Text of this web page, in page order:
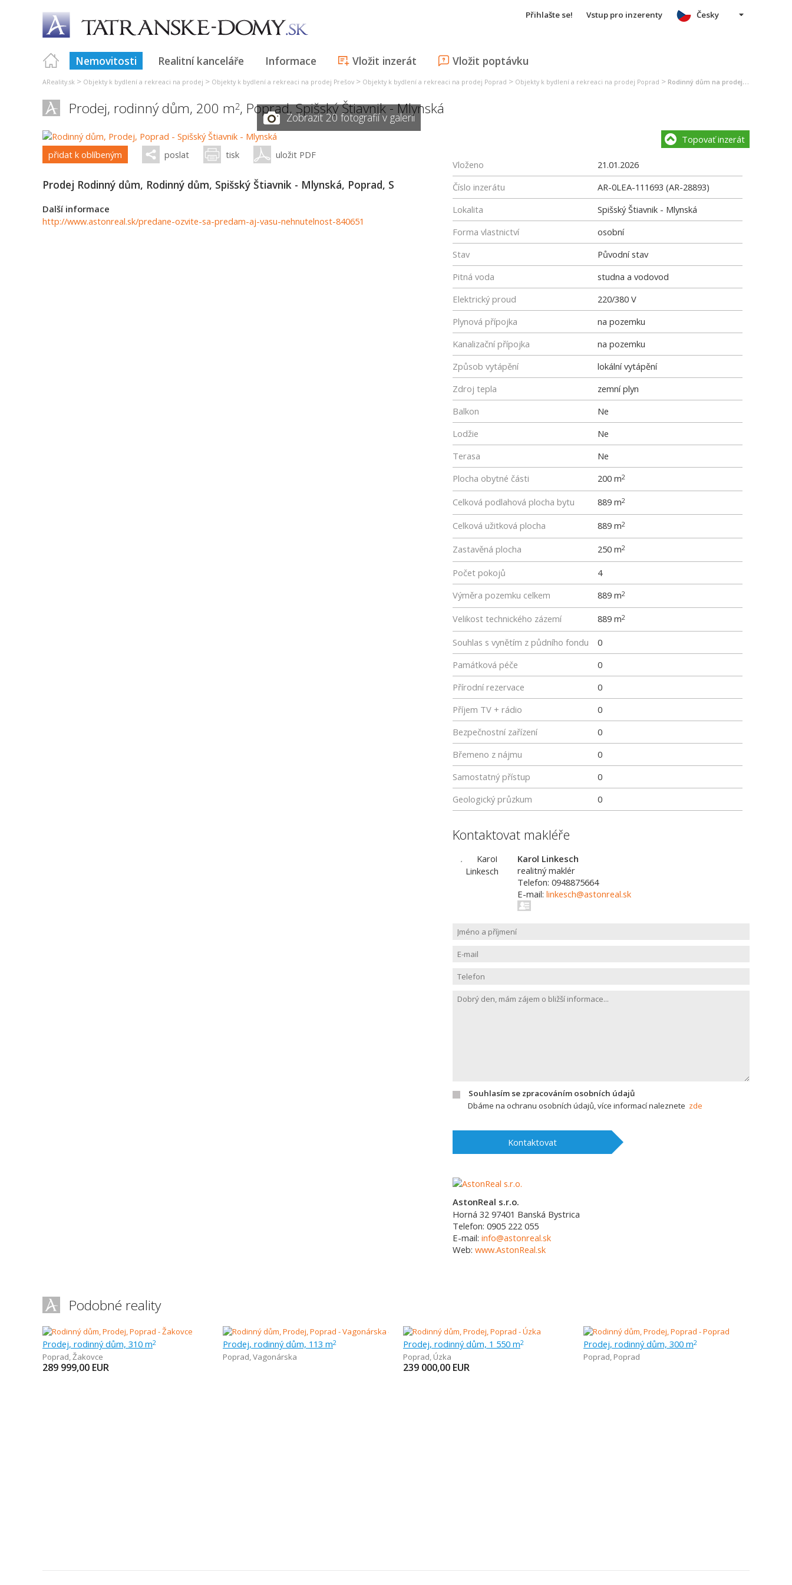
Přihlašte se! Vstup pro inzerenty
Nemovitosti Realitní kanceláře Informace Vložit inzerát Vložit poptávku
Česky
AReality.sk > Objekty k bydlení a rekreaci na prodej > Objekty k bydlení a rekreaci na prodej Prešov > Objekty k bydlení a rekreaci na prodej Poprad > Objekty k bydlení a rekreaci na prodej Poprad > Rodinný dům na prodej Poprad
Prodej, rodinný dům, 200 m2, Poprad,Spišský Štiavnik - Mlynská
Zobrazit 20 fotografií v galerii
přidat k oblíbeným poslat tisk uložit PDF
Prodej Rodinný dům, Rodinný dům, Spišský Štiavnik - Mlynská, Poprad, S
Další informace
http://www.astonreal.sk/predane-ozvite-sa-predam-aj-vasu-nehnutelnost-840651
Topovať inzerát
Vloženo
21.01.2026
Číslo inzerátu
AR-0LEA-111693 (AR-28893)
Lokalita
Spišský Štiavnik - Mlynská
Forma vlastnictví
osobní
Stav
Původní stav
Pitná voda
studna a vodovod
Elektrický proud
220/380 V
Plynová přípojka
na pozemku
Kanalizační přípojka
na pozemku
Způsob vytápění
lokální vytápění
Zdroj tepla
zemní plyn
Balkon
Ne
Lodžie
Ne
Terasa
Ne
Plocha obytné části
200 m2
Celková podlahová plocha bytu 889 m2
Celková užitková plocha 889 m2
Zastavěná plocha 250 m2
Počet pokojů
4
Výměra pozemku celkem
889 m2
Velikost technického zázemí 889 m2
Souhlas s vynětím z půdního fondu
0
Památková péče
0
Přírodní rezervace
0
Příjem TV + rádio
0
Bezpečnostní zařízení
0
Břemeno z nájmu
0
Samostatný přístup
0
Geologický průzkum
0
Kontaktovat makléře
Karol Linkesch
realitný maklér
Telefon: 0948875664
E-mail: linkesch@astonreal.sk
Souhlasím se zpracováním osobních údajů
Dbáme na ochranu osobních údajů, více informací naleznete zde
Kontaktovat
AstonReal s.r.o.
Horná 32 97401 Banská Bystrica
Telefon: 0905 222 055
E-mail: info@astonreal.sk
Web: www.AstonReal.sk
Podobné reality
Prodej, rodinný dům, 310 m2
Poprad,Žakovce
289 999,00 EUR
Prodej, rodinný dům, 113 m2
Poprad,Vagonárska
Prodej, rodinný dům, 1 550 m2
Poprad, Úzka
239 000,00 EUR
Prodej, rodinný dům, 300 m2
Poprad, Poprad